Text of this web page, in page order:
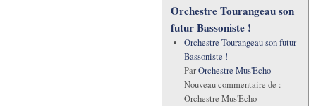
Orchestre Tourangeau son
futur Bassoniste !
Orchestre Tourangeau son futur
Bassoniste !
ParOrchestre Mus'Echo
Nouveau commentaire de :
Orchestre Mus'Echo